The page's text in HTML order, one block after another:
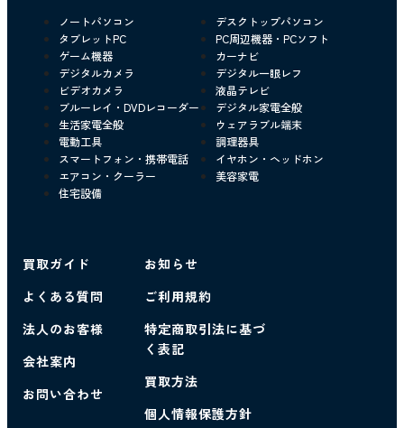
ノートパソコン
デスクトップパソコン
タブレットPC
PC周辺機器・PCソフト
ゲーム機器
カーナビ
デジタルカメラ
デジタル一眼レフ
ビデオカメラ
液晶テレビ
ブルーレイ・DVDレコーダー
デジタル家電全般
生活家電全般
ウェアラブル端末
電動工具
調理器具
スマートフォン・携帯電話
イヤホン・ヘッドホン
エアコン・クーラー
美容家電
住宅設備
買取ガイド
よくある質問
法人のお客様
会社案内
お問い合わせ
お知らせ
ご利用規約
特定商取引法に基づ
く表記
買取方法
個人情報保護方針